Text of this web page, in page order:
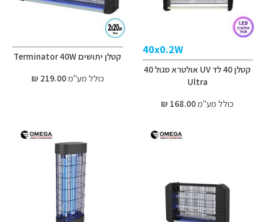
40x0.2W
קטלן 40 לד UV אולטרא סגול 40
Ultra
כולל מע"מ168.00 ₪
קטלן יתושים Terminator 40W
כולל מע"מ219.00 ₪